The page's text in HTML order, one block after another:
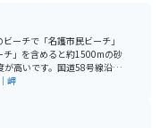
ーチで「名護市民ビーチ」
チ」を含めると約1500mの砂
。駐車場は無料ですが、遊
岬